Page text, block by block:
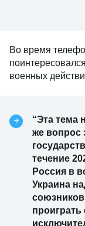
Во время
военных
“Эта тема
же вопрос
течение
Россия в
Украина
проиграть